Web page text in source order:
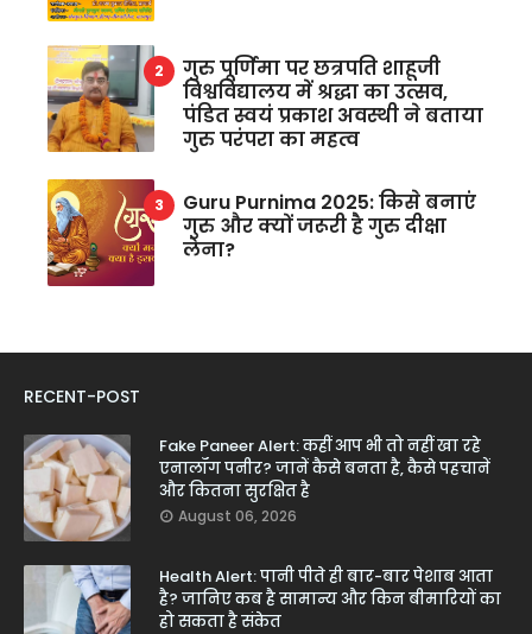
गुरु पूर्णिमा पर छत्रपति शाहूजी
विश्वविद्यालय में श्रद्धा का उत्सव,
पंडित स्वयं प्रकाश अवस्थी ने बताया
गुरु परंपरा का महत्व
Guru Purnima 2025: किसे बनाएं
गुरु और क्यों जरूरी है गुरु दीक्षा
लेना?
RECENT-POST
Fake Paneer Alert: कहीं आप भी तो नहीं खा रहे
एनालॉग पनीर? जानें कैसे बनता है, कैसे पहचानें
और कितना सुरक्षित है
August 06, 2026
Health Alert: पानी पीते ही बार-बार पेशाब आता
है? जानिए कब है सामान्य और किन बीमारियों का
हो सकता है संकेत